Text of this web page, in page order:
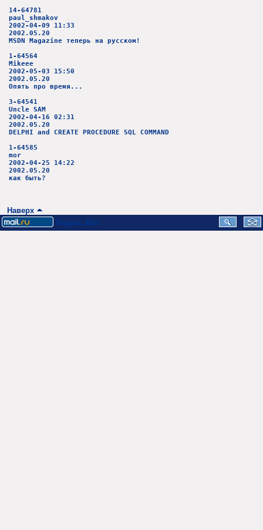
14-64781
paul_shmakov
2002-04-09 11:33
2002.05.20
MSDN Magazine теперь на русском!
1-64564
Mikeee
2002-05-03 15:50
2002.05.20
Опять про время...
3-64541
Uncle SAM
2002-04-16 02:31
2002.05.20
DELPHI and CREATE PROCEDURE SQL COMMAND
1-64585
mor
2002-04-25 14:22
2002.05.20
как быть?
Наверх